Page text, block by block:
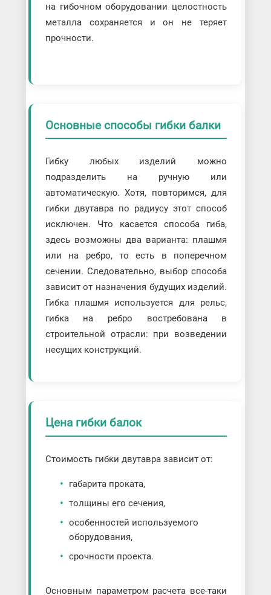
на гибочном оборудовании целостность
металла сохраняется и он не теряет
прочности.
Основные способы гибки балки
Гибку любых изделий можно
подразделить на ручную или
автоматическую. Хотя, повторимся, для
гибки двутавра по радиусу этот способ
исключен. Что касается способа гиба,
здесь возможны два варианта: плашмя
или на ребро, то есть в поперечном
сечении. Следовательно, выбор способа
зависит от назначения будущих изделий.
Гибка плашмя используется для рельс,
гибка на ребро востребована в
строительной отрасли: при возведении
несущих конструкций.
Цена гибки балок
Стоимость гибки двутавра зависит от:
габарита проката,
толщины его сечения,
особенностей используемого
оборудования,
срочности проекта.
Основным параметром расчета все-таки